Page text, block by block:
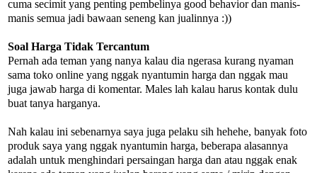
cuma secimit yang penting pembelinya good behavior dan manis-
manis semua jadi bawaan seneng kan jualinnya :))
Soal Harga Tidak Tercantum
Pernah ada teman yang nanya kalau dia ngerasa kurang nyaman
sama toko online yang nggak nyantumin harga dan nggak mau
juga jawab harga di komentar. Males lah kalau harus kontak dulu
buat tanya harganya.
Nah kalau ini sebenarnya saya juga pelaku sih hehehe, banyak foto
produk saya yang nggak nyantumin harga, beberapa alasannya
adalah untuk menghindari persaingan harga dan atau nggak enak